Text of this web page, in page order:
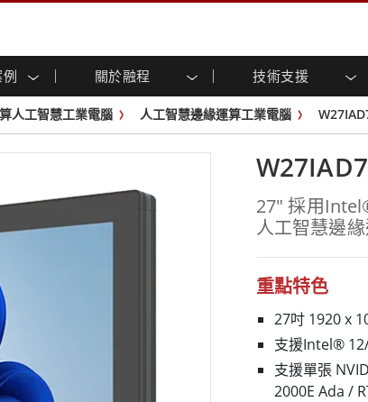
關於融程 技術支援
示器
(投射電
不銹鋼系列
戶外顯示器
後置安裝
工業防爆等级
工業電腦及人機介面
人機介面 (投射電容觸控)
工業電腦 (投射電容觸控)
工業電腦 (電阻觸控)
不銹鋼系列
G-WIN系列 / IP67設計
長條形數位電子看板
邊緣運算人工智慧工業電腦
決方案
腦 / IP65 防水強固型電腦
網閘道器
道器
醫管等級
醫管等級強固型平板電腦
醫管等級工業電腦
醫管等級顯示器
慧就緒 能源, 化工, 防爆應用
輸解決方案
食品藥廠解決方案
倉儲物流解決方案
機器人系統解決方案
衛生保健解決方案
决方案
重工業解決方案
專區 企業永續
區 客戶服務中心
享
活動 產品變更通知
頻道
虛擬實境展會
人工智慧工業電腦 人工智慧邊緣運算工業電腦
27" 採用
人工智慧邊
重點特色
27吋 1920 x
支援Intel®
支援單張
2000E Ada /